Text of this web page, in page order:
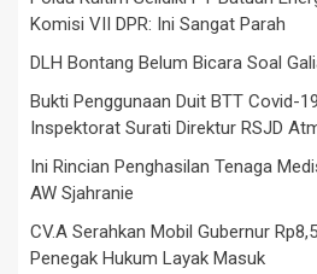
Komisi VII DPR: Ini Sangat Parah
DLH Bontang Belum Bicara Soal
Bukti Penggunaan Duit BTT Covid-
Inspektorat Surati Direktur RSJD
Ini Rincian Penghasilan Tenaga
AW Sjahranie
CV.A Serahkan Mobil Gubernur
Penegak Hukum Layak Masuk